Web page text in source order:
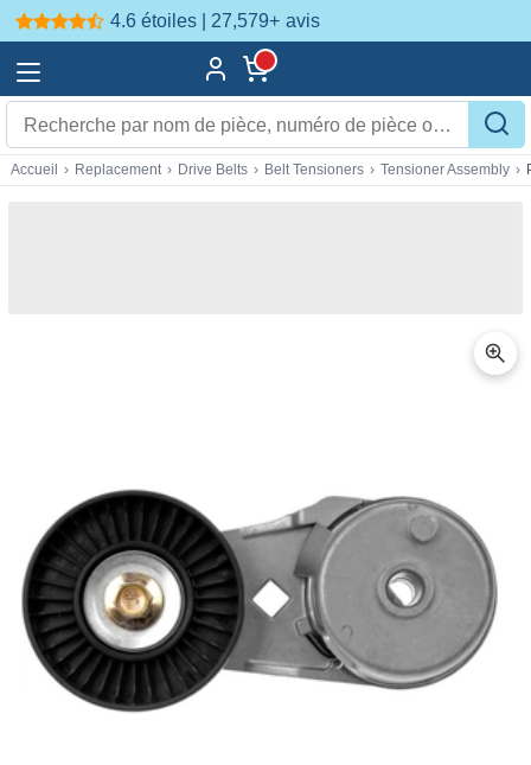
4.6 étoiles | 27,579+ avis
Accueil › Replacement › Drive Belts › Belt Tensioners › Tensioner Assembly ›